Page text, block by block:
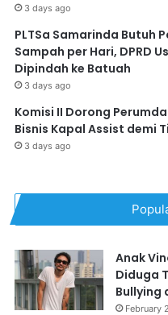
3 days ago
PLTSa Samarinda Butuh
Sampah per Hari, DPRD
Dipindah ke Batuah
3 days ago
Komisi II Dorong
Bisnis Kapal Assist demi
3 days ago
Anak
Diduga
Bullying
February